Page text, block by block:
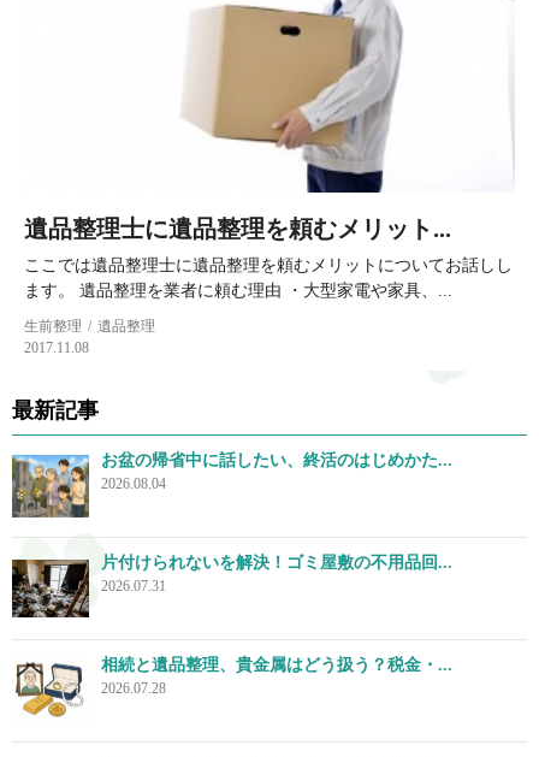
遺品整理士に遺品整理を頼むメリット...
ここでは遺品整理士に遺品整理を頼むメリットについてお話しし
ます。 遺品整理を業者に頼む理由 ・大型家電や家具、...
生前整理
遺品整理
2017.11.08
最新記事
お盆の帰省中に話したい、終活のはじめかた...
2026.08.04
片付けられないを解決！ゴミ屋敷の不用品回...
2026.07.31
相続と遺品整理、貴金属はどう扱う？税金・...
2026.07.28